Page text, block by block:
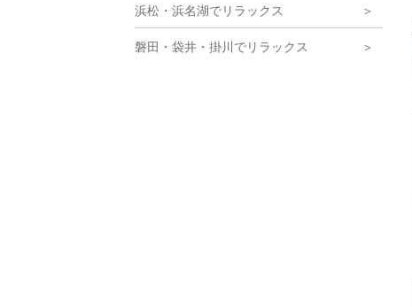
浜松・浜名湖でリラックス
磐田・袋井・掛川でリラックス